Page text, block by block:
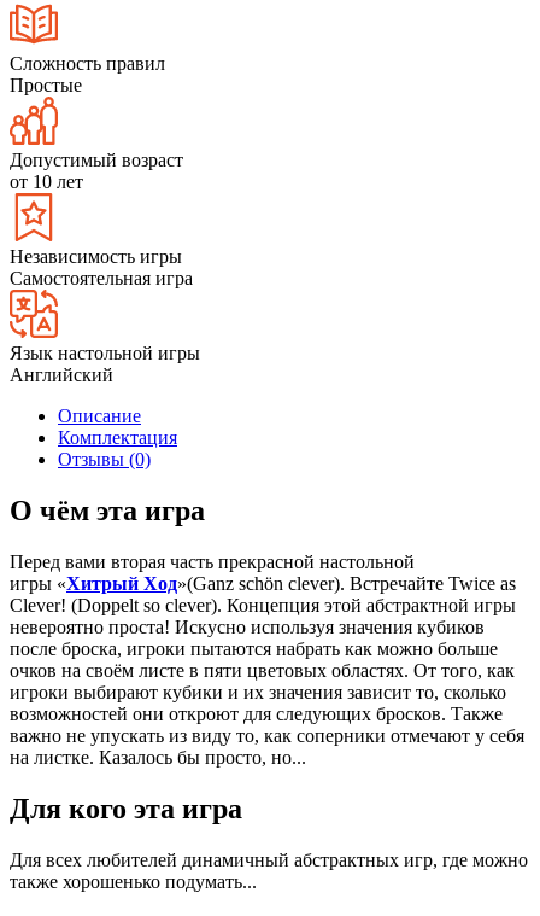
Сложность правил
Простые
Допустимый возраст
от 10 лет
Независимость игры
Самостоятельная игра
Язык настольной игры
Английский
Описание
Комплектация
Отзывы (0)
О чём эта игра
Перед вами вторая часть прекрасной настольной
игры «Хитрый Ход»(Ganz schön clever). Встречайте Twice as
Clever! (Doppelt so clever). Концепция этой абстрактной игры
невероятно проста! Искусно используя значения кубиков
после броска, игроки пытаются набрать как можно больше
очков на своём листе в пяти цветовых областях. От того, как
игроки выбирают кубики и их значения зависит то, сколько
возможностей они откроют для следующих бросков. Также
важно не упускать из виду то, как соперники отмечают у себя
на листке. Казалось бы просто, но...
Для кого эта игра
Для всех любителей динамичный абстрактных игр, где можно
также хорошенько подумать...